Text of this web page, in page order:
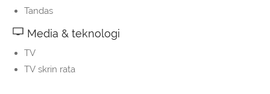
Tandas
Media & teknologi
TV
TV skrin rata